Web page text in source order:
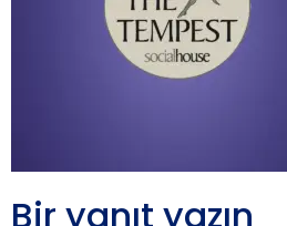
Bir yanıt yazın